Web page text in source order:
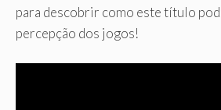
para descobrir como este título
percepção dos jogos!